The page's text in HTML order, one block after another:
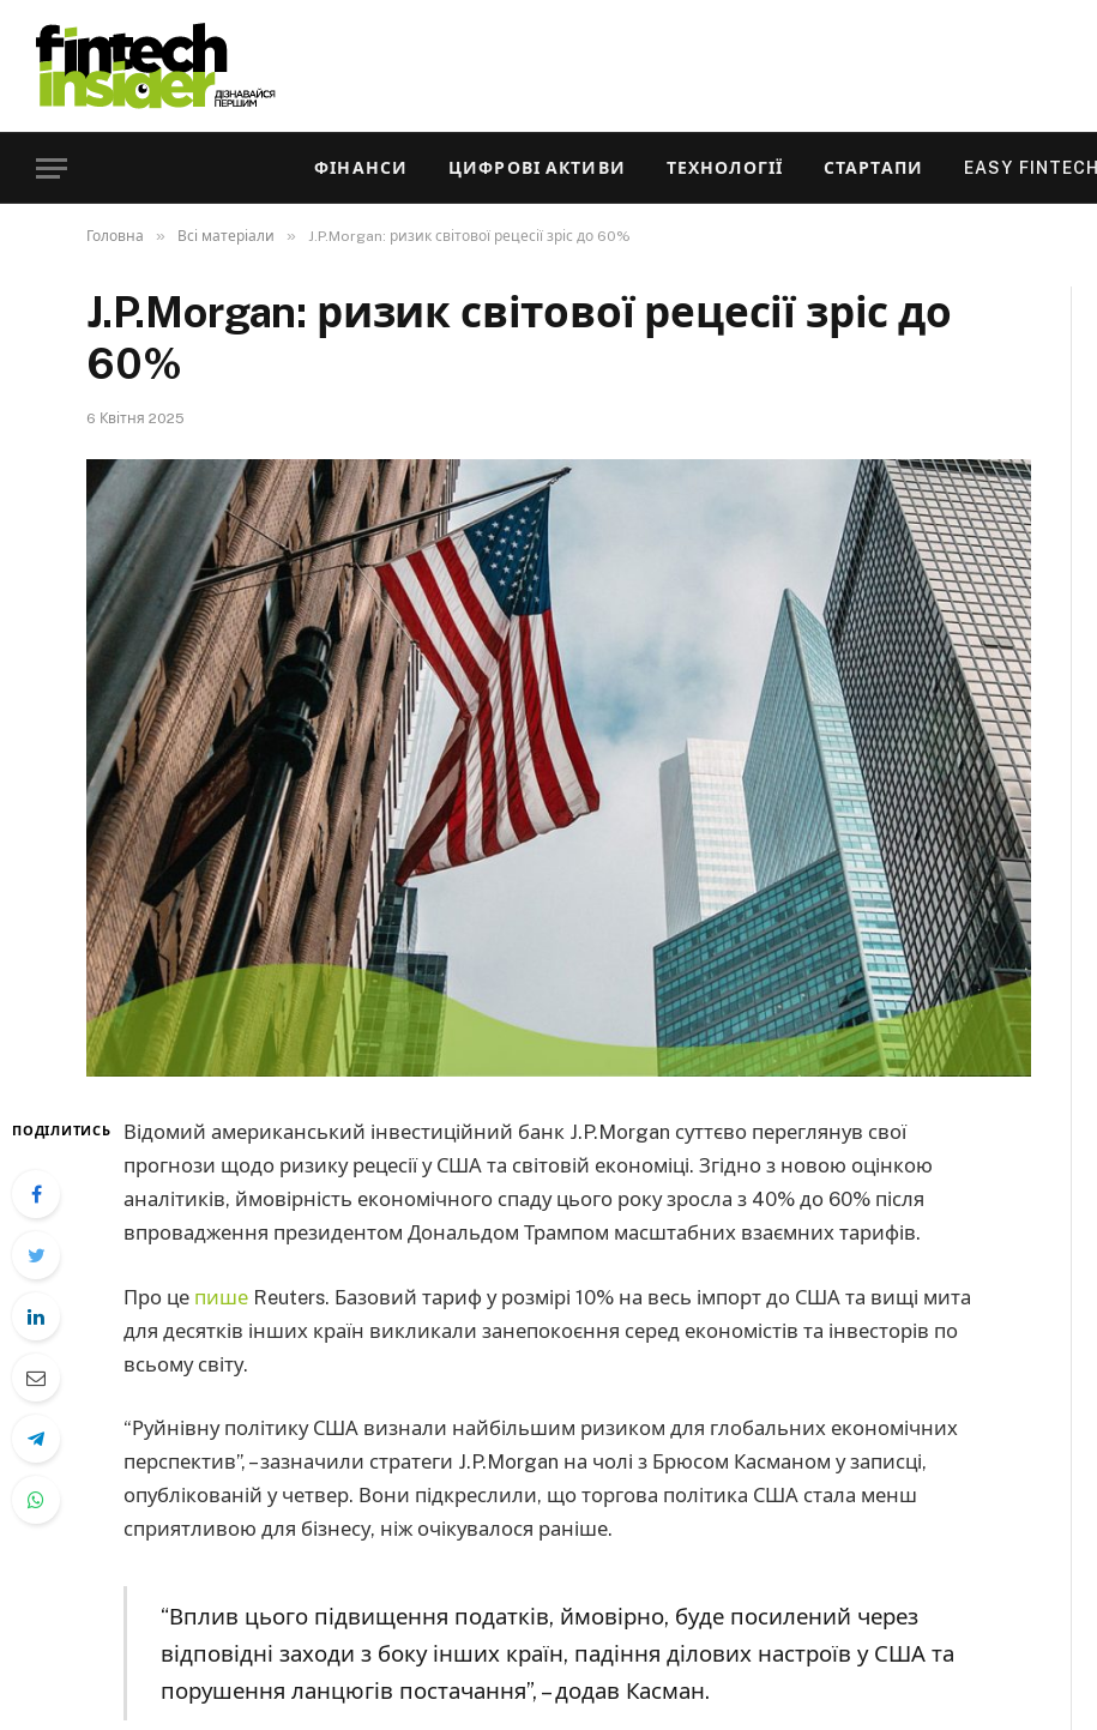
ФІНАНСИ ЦИФРОВІ АКТИВИ ТЕХНОЛОГІЇ СТАРТАПИ EASY FINTECH
Головна » Всі матеріали » J.P.Morgan: ризик світової рецесії зріс до 60%
J.P.Morgan: ризик світової рецесії зріс до
60%
6 Квітня 2025
ПОДІЛИТИСЬ
Відомий американський інвестиційний банк J.P.Morgan суттєво переглянув свої
прогнози щодо ризику рецесії у США та світовій економіці. Згідно з новою оцінкою
аналітиків, ймовірність економічного спаду цього року зросла з 40% до 60% після
впровадження президентом Дональдом Трампом масштабних взаємних тарифів.
Про це пише Reuters. Базовий тариф у розмірі 10% на весь імпорт до США та вищі мита
для десятків інших країн викликали занепокоєння серед економістів та інвесторів по
всьому світу.
“Руйнівну політику США визнали найбільшим ризиком для глобальних економічних
перспектив”, – зазначили стратеги J.P.Morgan на чолі з Брюсом Касманом у записці,
опублікованій у четвер. Вони підкреслили, що торгова політика США стала менш
сприятливою для бізнесу, ніж очікувалося раніше.
“Вплив цього підвищення податків, ймовірно, буде посилений через
відповідні заходи з боку інших країн, падіння ділових настроїв у США та
порушення ланцюгів постачання”, – додав Касман.